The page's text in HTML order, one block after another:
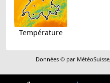
Température
Données © par MétéoSuisse